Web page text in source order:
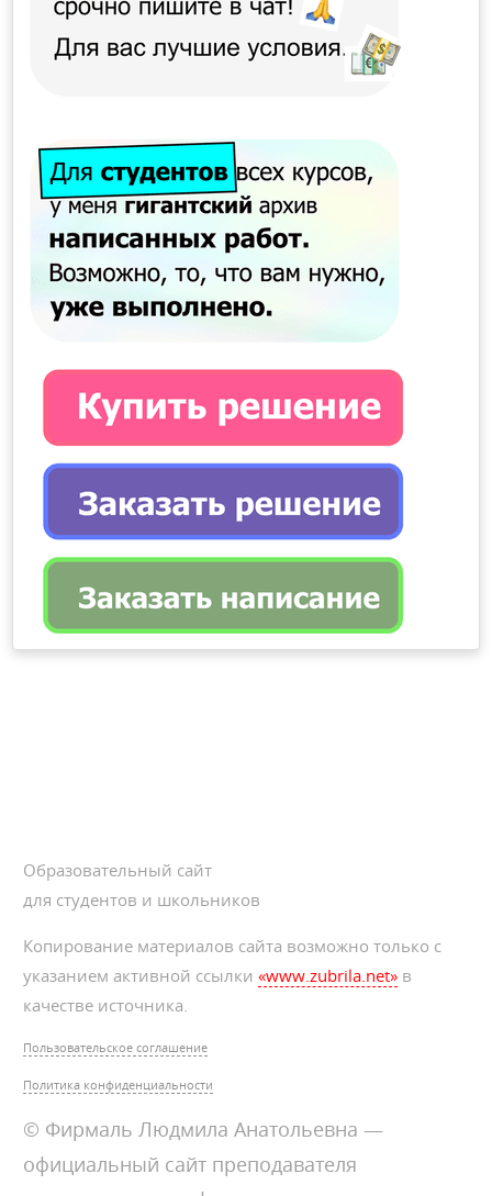
Образовательный сайт
для студентов и школьников
Копирование материалов сайта возможно только с
указанием активной ссылки«www.zubrila.net» в
качестве источника.
Пользовательское соглашение
Политика конфиденциальности
© Фирмаль Людмила Анатольевна —
официальный сайт преподавателя